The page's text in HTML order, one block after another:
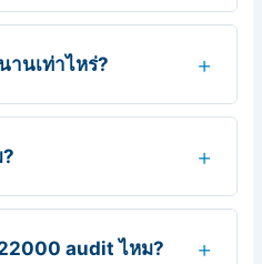
านเท่าไหร่?
audit ไหม?